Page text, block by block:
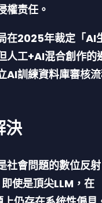
權责任。
在2025年裁定「AI
人工+AI混合創作的
AI訓練資料庫審核
決
社會問題的數位反射
使是頂尖LLM，在